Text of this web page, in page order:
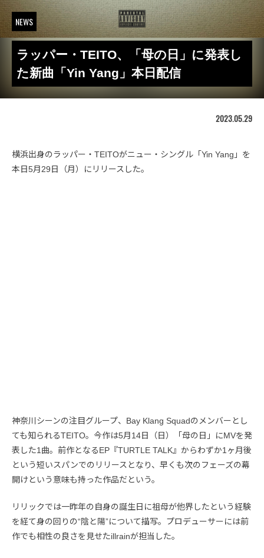
NEWS
ラッパー・TEITO、「母の日」に発表し
た新曲「Yin Yang」本日配信
2023.05.29
横浜出身のラッパー・TEITOがニュー・シングル「Yin Yang」を
本日5月29日（月）にリリースした。
神奈川シーンの注目グループ、Bay Klang Squadのメンバーとし
ても知られるTEITO。今作は5月14日（日）「母の日」にMVを発
表した1曲。前作となるEP『TURTLE TALK』からわずか1ヶ月後
という短いスパンでのリリースとなり、早くも次のフェーズの幕
開けという意味も持った作品だという。
リリックでは一昨年の自身の誕生日に祖母が他界したという経験
を経て身の回りの“陰と陽”について描写。プロデューサーには前
作でも相性の良さを見せたillrainが担当した。